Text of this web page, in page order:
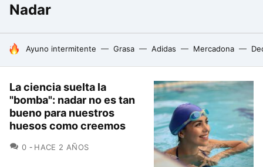
Nadar
HOY SE HABLA DE
Ayuno intermitente Grasa Adidas Mercadona
La ciencia suelta la
"bomba": nadar no es tan
bueno para nuestros
huesos como creemos
0 COMENTARIOS
HACE 2 AÑOS